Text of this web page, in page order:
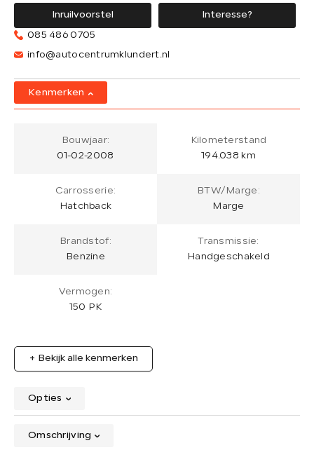
Inruilvoorstel
Interesse?
085 486 0705
info@autocentrumklundert.nl
Kenmerken
Bouwjaar:
01-02-2008
Kilometerstand
194.038 km
Carrosserie:
Hatchback
BTW/Marge:
Marge
Brandstof:
Benzine
Transmissie:
Handgeschakeld
Vermogen:
150 PK
+ Bekijk alle kenmerken
Opties
Omschrijving